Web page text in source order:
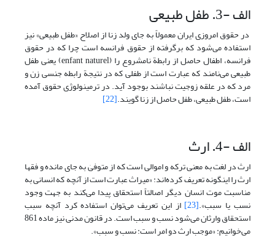
الف -3. طفل طبیعی
در حقوق امروزی ایران معمولاً به جای ولد زنا از اصلاح «طفل طبیعی» نیز
استفاده می‌شود که برگرفته از حقوق فرانسه است چرا که در حقوق
فرانسه، اطفال حاصل از رابطة نامشروع را (enfant naturel) یعنی طفل
طبیعی می‌نامند که عبارت است از طفلی که در نتیجة رابطه جنسی زن و
مرد که در علقه زوجیت نباشند بوجود آید. در ترمینولوژی حقوق آمده
است، طفل طبیعی، طفل حاصل از زنا گویند.[22]
الف -4. ارث
ارث در لغت به معنی ترکه و اموالی است که از متوفیٰ به جای مانده و فقها
ارث را اینگونه تعریف کرده‌اند: «میراث عبارت است از آنچه که انسانی به
مناسبت موت انسان دیگر اصالتاً استحقاق پیدا می‌کند به جهت وجود
نسب یا سبب».[23] از این تعریف می‌توان استفاده کرد آنچه سبب
استحقاق وارثان می‌شود نسب و سبب است. در قانون مدنی نیز ماده 861
می‌خوانیم: «موجب ارث دو امر است: نسب و سبب».